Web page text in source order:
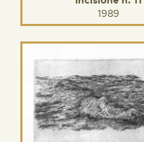
1989